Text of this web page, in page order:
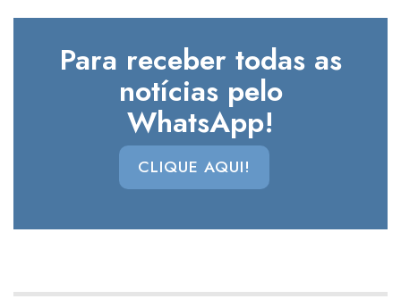
Para receber todas as
notícias pelo
WhatsApp!
CLIQUE AQUI!